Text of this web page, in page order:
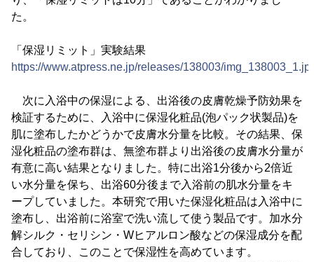
た。
「保湿リミット」実験結果
https://www.atpress.ne.jp/releases/138003/
次に入浴中の保湿による、出浴後の皮膚乾燥予防効果を
検証するために、入浴中に保湿化粧品(泡パック状製品)を
肌に塗布したかどうかで皮膚水分量を比較。その結果、保
湿化粧品の塗布群は、無塗布群より出浴後の皮膚水分量が
有意に高い結果となりました。特に出浴1分後から2倍近
い水分量を保ち、出浴60分後まで入浴前の肌水分量をキ
ープしていました。本研究で用いた保湿化粧品は入浴中に
塗布し、出浴前に浴室で洗い流して使う製品です。加水分
解シルク・セリシン・Wヒアルロン酸などの保湿成分を配
合しており、このことで保湿性を高めています。